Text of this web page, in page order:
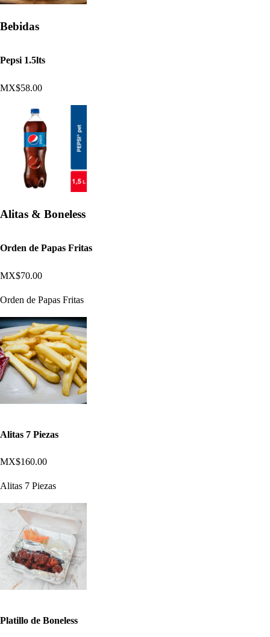
Bebidas
Pepsi 1.5lts
MX$58.00
Alitas & Boneless
Orden de Papas Fritas
MX$70.00
Orden de Papas Fritas
Alitas 7 Piezas
MX$160.00
Alitas 7 Piezas
Platillo de Boneless